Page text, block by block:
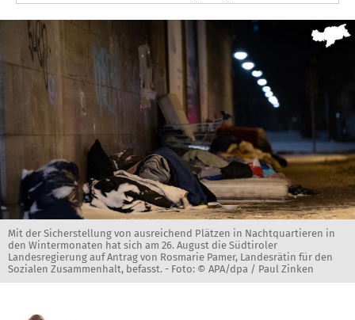
Mit der Sicherstellung von ausreichend Plätzen in Nachtquartieren in
den Wintermonaten hat sich am 26. August die Südtiroler
Landesregierung auf Antrag von Rosmarie Pamer, Landesrätin für den
Sozialen Zusammenhalt, befasst. - Foto: © APA/dpa / Paul Zinken